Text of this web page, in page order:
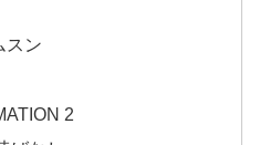
スン
2